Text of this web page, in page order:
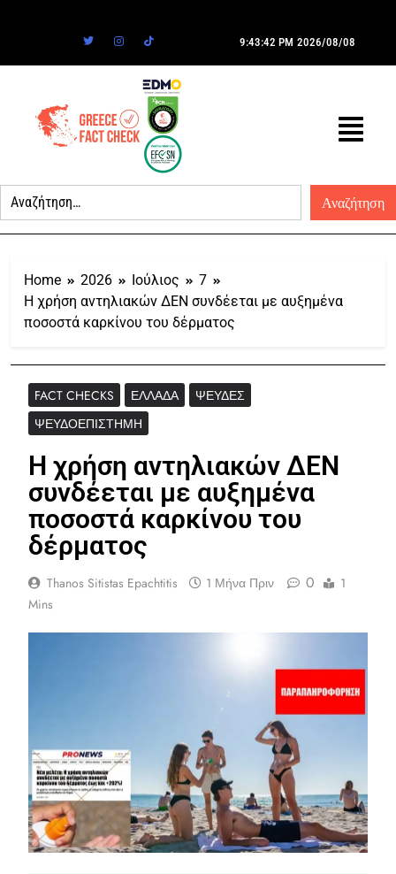
9:43:42 PM 2026/08/08
Home 2026 Ιούλιος
7
Η χρήση αντηλιακών ΔΕΝ συνδέεται με αυξημένα
ποσοστά καρκίνου του δέρματος
FACT CHECKS ΕΛΛΆΔΑ
ΨΕΥΔΈΣ
ΨΕΥΔΟΕΠΙΣΤΉΜΗ
Η χρήση αντηλιακών ΔΕΝ
συνδέεται με αυξημένα
ποσοστά καρκίνου του
δέρματος
Thanos Sitistas Epachtitis 1 Μήνα Πριν 0
1
Mins